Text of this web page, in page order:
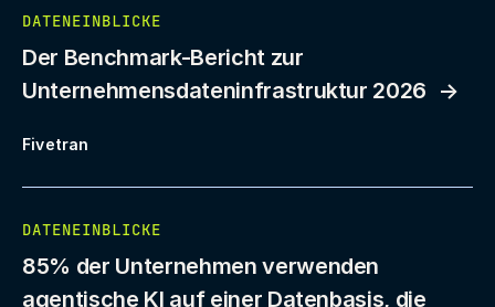
DATENEINBLICKE
Der Benchmark-Bericht zur
Unternehmensdateninfrastruktur 2026
Fivetran
DATENEINBLICKE
85% der Unternehmen verwenden
agentische KI auf einer Datenbasis, die